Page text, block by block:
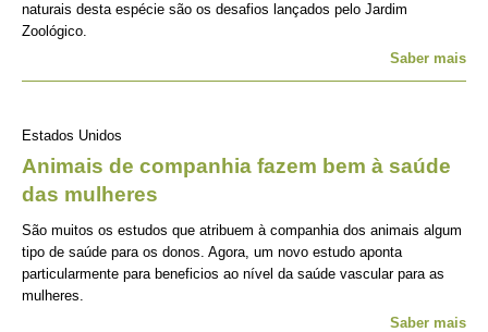
naturais desta espécie são os desafios lançados pelo Jardim
Zoológico.
Saber mais
Estados Unidos
Animais de companhia fazem bem à saúde
das mulheres
São muitos os estudos que atribuem à companhia dos animais algum
tipo de saúde para os donos. Agora, um novo estudo aponta
particularmente para beneficios ao nível da saúde vascular para as
mulheres.
Saber mais